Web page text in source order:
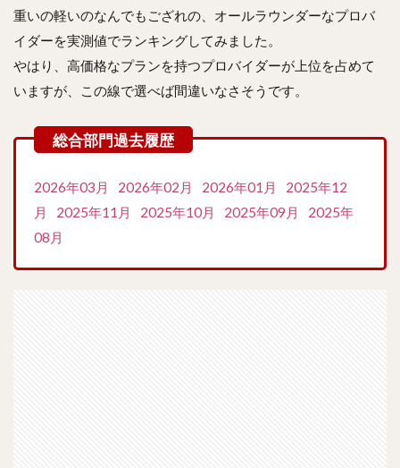
重いの軽いのなんでもござれの、オールラウンダーなプロバ
イダーを実測値でランキングしてみました。
やはり、高価格なプランを持つプロバイダーが上位を占めて
いますが、この線で選べば間違いなさそうです。
2026年03月 2026年02月 2026年01月
2025年12
月
2025年11月 2025年10月 2025年09月
2025年
08月